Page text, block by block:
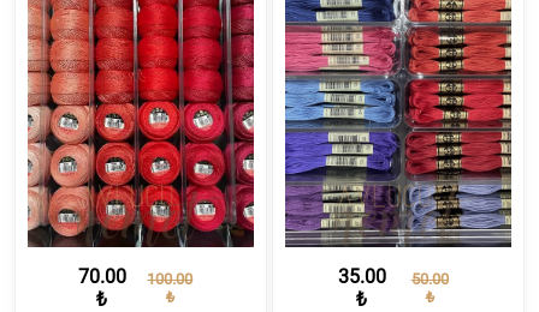
70.00
₺
100.00
₺
35.00
₺
50.00
₺